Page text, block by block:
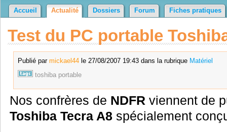
Accueil Actualité Dossiers Forum Fiches pratiques
Test du PC portable
Publié par mickael44le 27/08/2007 19:43 dans la rubrique Matériel
toshiba portable
Nos confrères de NDFR viennent de
Toshiba Tecra A8spécialement